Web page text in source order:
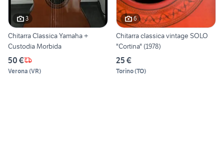
3
Chitarra Classica Yamaha +
Custodia Morbida
50 €
Verona (VR)
6
Chitarra classica vintage SOLO
"Cortina" (1978)
25 €
Torino(TO)